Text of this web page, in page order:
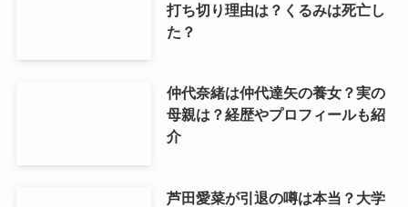
打ち切り理由は？くるみは死亡し
た？
仲代奈緒は仲代達矢の養女？実の
母親は？経歴やプロフィールも紹
介
芦田愛菜が引退の噂は本当？大学